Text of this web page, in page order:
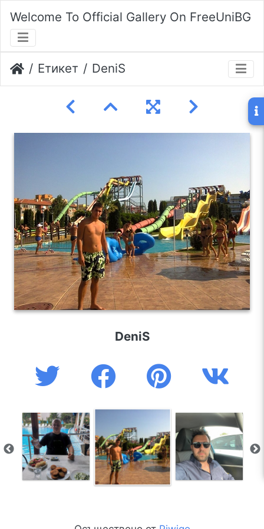
Welcome To Official Gallery On FreeUniBG
Етикет DeniS
DeniS